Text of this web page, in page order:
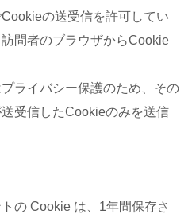
の送受信を許可してい
問者のブラウザからCookie
ライバシー保護のため、その
受信したCookieのみを送信
の Cookie は、1年間保存さ